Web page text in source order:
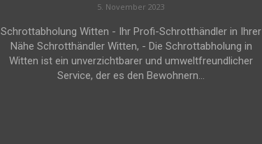
5. November 2023
Schrottabholung Witten - Ihr Profi-Schrotthändler in Ihrer
Nähe Schrotthändler Witten, - Die Schrottabholung in
Witten ist ein unverzichtbarer und umweltfreundlicher
Service, der es den Bewohnern...